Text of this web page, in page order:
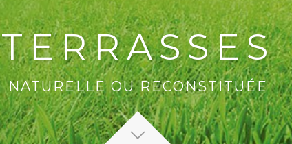
TERRASSES
NATURELLE OU RECONSTITUÉE